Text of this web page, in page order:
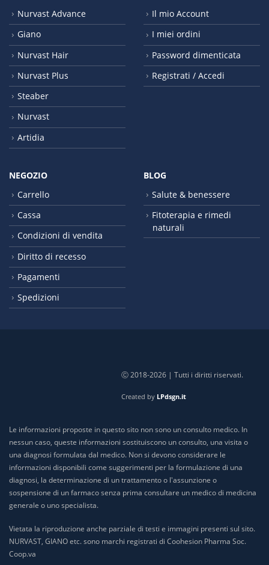
Nurvast Advance
Giano
Nurvast Hair
Nurvast Plus
Steaber
Nurvast
Artidia
Il mio Account
I miei ordini
Password dimenticata
Registrati / Accedi
NEGOZIO
Carrello
Cassa
Condizioni di vendita
Diritto di recesso
Pagamenti
Spedizioni
BLOG
Salute & benessere
Fitoterapia e rimedi
naturali
Ⓒ 2018-2026 | Tutti i diritti riservati.
Created by LPdsgn.it
Le informazioni proposte in questo sito non sono un consulto medico. In
nessun caso, queste informazioni sostituiscono un consulto, una visita o
una diagnosi formulata dal medico. Non si devono considerare le
informazioni disponibili come suggerimenti per la formulazione di una
diagnosi, la determinazione di un trattamento o l'assunzione o
sospensione di un farmaco senza prima consultare un medico di medicina
generale o uno specialista.
Vietata la riproduzione anche parziale di testi e immagini presenti sul sito.
NURVAST, GIANO etc. sono marchi registrati di Coohesion Pharma Soc.
Coop.va